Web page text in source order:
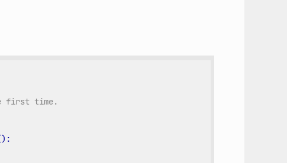
first time.